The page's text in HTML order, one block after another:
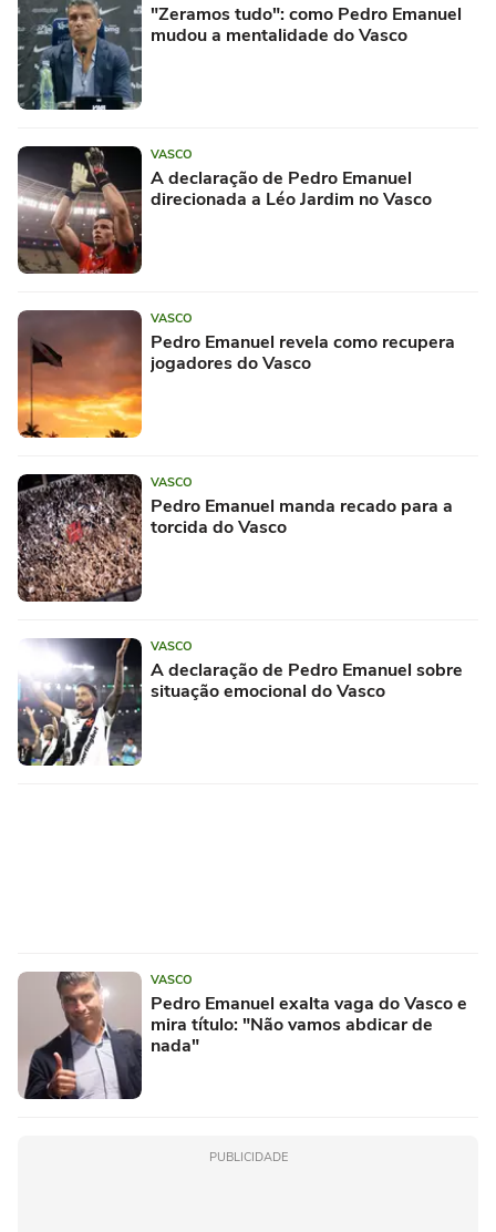
"Zeramos tudo": como Pedro Emanuel
mudou a mentalidade do Vasco
VASCO
A declaração de Pedro Emanuel
direcionada a Léo Jardim no Vasco
VASCO
Pedro Emanuel revela como recupera
jogadores do Vasco
VASCO
Pedro Emanuel manda recado para a
torcida do Vasco
VASCO
A declaração de Pedro Emanuel sobre
situação emocional do Vasco
VASCO
Pedro Emanuel exalta vaga do Vasco e
mira título: "Não vamos abdicar de
nada"
PUBLICIDADE